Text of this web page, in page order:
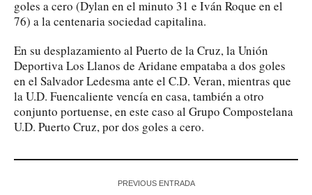
goles a cero (Dylan en el minuto 31 e Iván Roque en el
76) a la centenaria sociedad capitalina.
En su desplazamiento al Puerto de la Cruz, la Unión
Deportiva Los Llanos de Aridane empataba a dos goles
en el Salvador Ledesma ante el C.D. Veran, mientras que
la U.D. Fuencaliente vencía en casa, también a otro
conjunto portuense, en este caso al Grupo Compostelana
U.D. Puerto Cruz, por dos goles a cero.
PREVIOUS ENTRADA